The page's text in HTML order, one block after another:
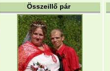
Összeillő pár